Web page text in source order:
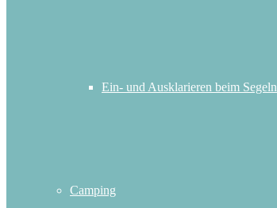
Ein- und Ausklarieren beim Segeln
Camping